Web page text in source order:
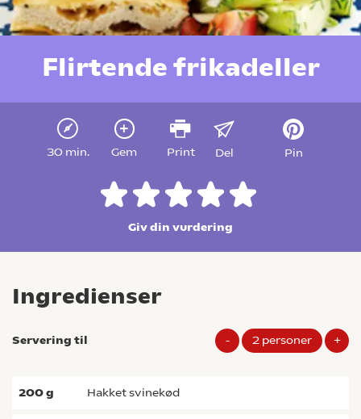
Flirtende frikadeller
30 min. Gem Print Del Pin
Giv din vurdering
Ingredienser
Servering til - 2 personer +
200g hakket svinekød